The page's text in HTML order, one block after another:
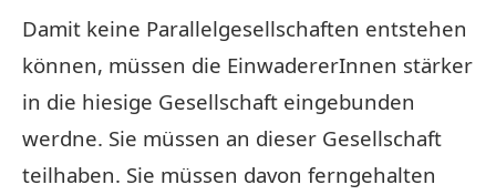
Damit keine Parallelgesellschaften entstehen
können, müssen die EinwadererInnen stärker
in die hiesige Gesellschaft eingebunden
werdne. Sie müssen an dieser Gesellschaft
teilhaben. Sie müssen davon ferngehalten